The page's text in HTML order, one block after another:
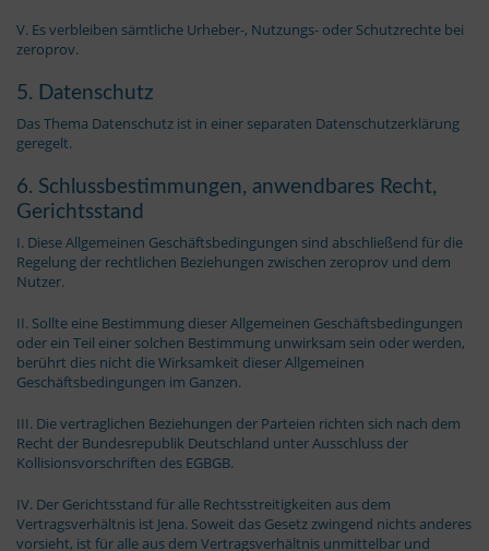
V. Es verbleiben sämtliche Urheber-, Nutzungs- oder Schutzrechte bei
zeroprov.
5. Datenschutz
Das Thema Datenschutz ist in einer separaten Datenschutzerklärung
geregelt.
6. Schlussbestimmungen, anwendbares Recht,
Gerichtsstand
I. Diese Allgemeinen Geschäftsbedingungen sind abschließend für die
Regelung der rechtlichen Beziehungen zwischen zeroprov und dem
Nutzer.
II. Sollte eine Bestimmung dieser Allgemeinen Geschäftsbedingungen
oder ein Teil einer solchen Bestimmung unwirksam sein oder werden,
berührt dies nicht die Wirksamkeit dieser Allgemeinen
Geschäftsbedingungen im Ganzen.
III. Die vertraglichen Beziehungen der Parteien richten sich nach dem
Recht der Bundesrepublik Deutschland unter Ausschluss der
Kollisionsvorschriften des EGBGB.
IV. Der Gerichtsstand für alle Rechtsstreitigkeiten aus dem
Vertragsverhältnis ist Jena. Soweit das Gesetz zwingend nichts anderes
vorsieht, ist für alle aus dem Vertragsverhältnis unmittelbar und